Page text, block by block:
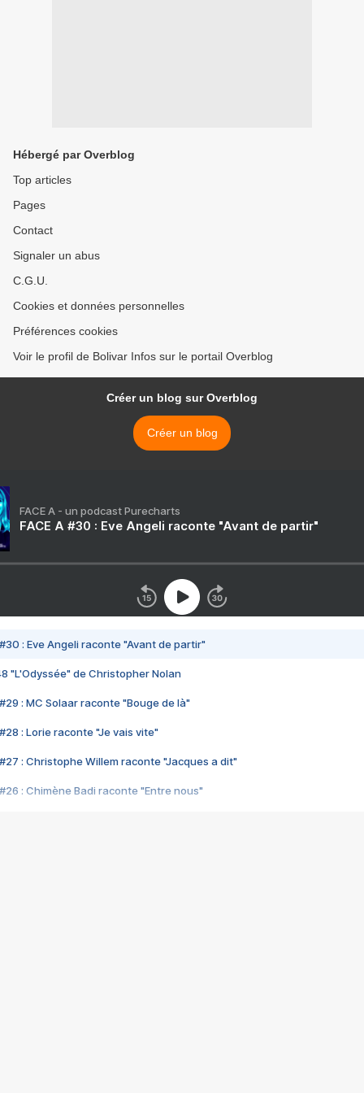
Hébergé par Overblog
Top articles
Pages
Contact
Signaler un abus
C.G.U.
Cookies et données personnelles
Préférences cookies
Voir le profil de Bolivar Infos sur le portail Overblog
Créer un blog sur Overblog
Créer un blog
FACE A - un podcast Purecharts
FACE A #30 : Eve Angeli raconte "Avant de partir"
#30 : Eve Angeli raconte "Avant de partir"
"L'Odyssée" de Christopher Nolan
#29 : MC Solaar raconte "Bouge de là"
#28 : Lorie raconte "Je vais vite"
#27 : Christophe Willem raconte "Jacques a dit"
#26 : Chimène Badi raconte "Entre nous"